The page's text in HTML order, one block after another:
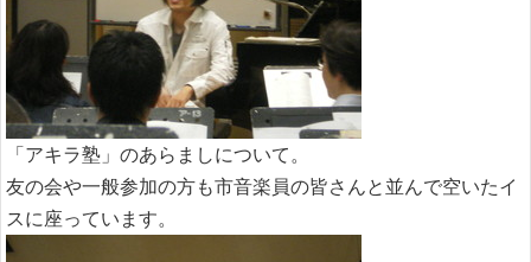
「アキラ塾」のあらましについて。
友の会や一般参加の方も市音楽員の皆さんと並んで空いたイ
スに座っています。